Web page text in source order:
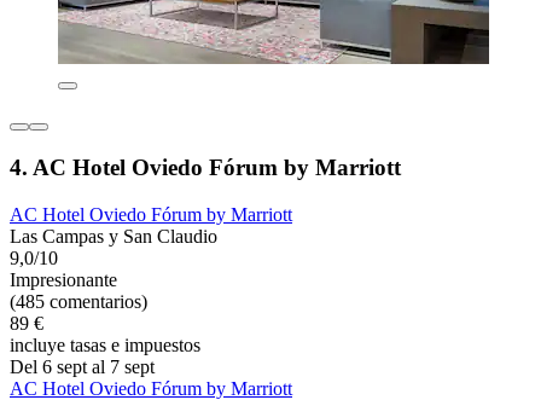
4. AC Hotel Oviedo Fórum by Marriott
AC Hotel Oviedo Fórum by Marriott
Las Campas y San Claudio
9,0/10
Impresionante
(485 comentarios)
89 €
incluye tasas e impuestos
Del 6 sept al 7 sept
AC Hotel Oviedo Fórum by Marriott